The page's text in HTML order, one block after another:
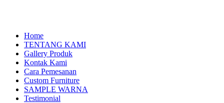
Home
TENTANG KAMI
Gallery Produk
Kontak Kami
Cara Pemesanan
Custom Furniture
SAMPLE WARNA
Testimonial